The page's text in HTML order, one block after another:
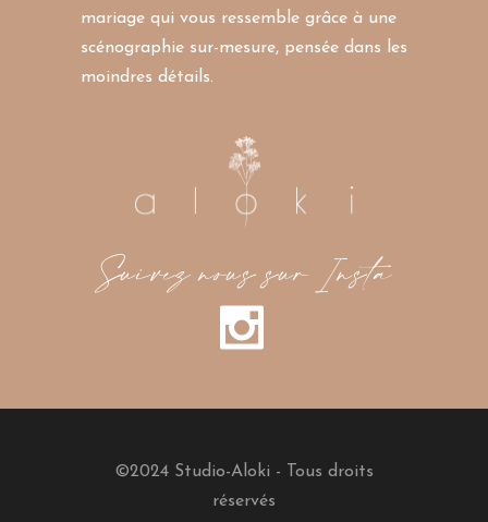
mariage qui vous ressemble grâce à une
scénographie sur-mesure, pensée dans les
moindres détails.
Suivez nous sur Insta
©2024 Studio-Aloki - Tous droits
réservés